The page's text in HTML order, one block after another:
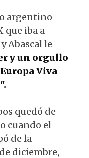
argentino
que iba a
Abascal le
y un orgullo
Viva
quedó de
cuando el
de la
diciembre,